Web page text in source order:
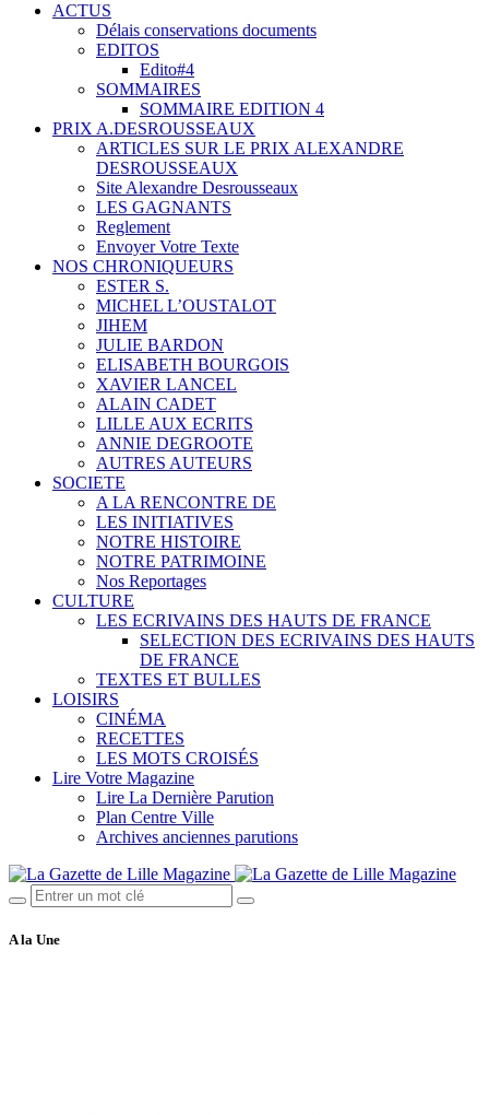
ACTUS
Délais conservations documents
EDITOS
Edito#4
SOMMAIRES
SOMMAIRE EDITION 4
PRIX A.DESROUSSEAUX
ARTICLES SUR LE PRIX ALEXANDRE
DESROUSSEAUX
Site Alexandre Desrousseaux
LES GAGNANTS
Reglement
Envoyer Votre Texte
NOS CHRONIQUEURS
ESTER S.
MICHEL L’OUSTALOT
JIHEM
JULIE BARDON
ELISABETH BOURGOIS
XAVIER LANCEL
ALAIN CADET
LILLE AUX ECRITS
ANNIE DEGROOTE
AUTRES AUTEURS
SOCIETE
A LA RENCONTRE DE
LES INITIATIVES
NOTRE HISTOIRE
NOTRE PATRIMOINE
Nos Reportages
CULTURE
LES ECRIVAINS DES HAUTS DE FRANCE
SELECTION DES ECRIVAINS DES HAUTS
DE FRANCE
TEXTES ET BULLES
LOISIRS
CINÉMA
RECETTES
LES MOTS CROISÉS
Lire Votre Magazine
Lire La Dernière Parution
Plan Centre Ville
Archives anciennes parutions
A la Une